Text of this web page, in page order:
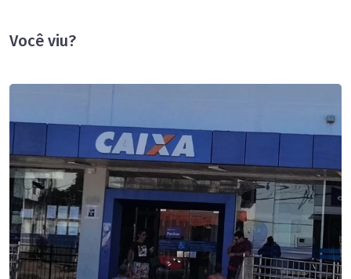
Você viu?